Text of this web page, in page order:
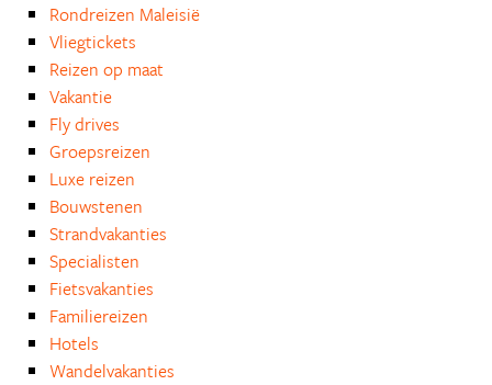
Rondreizen Maleisië
Vliegtickets
Reizen op maat
Vakantie
Fly drives
Groepsreizen
Luxe reizen
Bouwstenen
Strandvakanties
Specialisten
Fietsvakanties
Familiereizen
Hotels
Wandelvakanties